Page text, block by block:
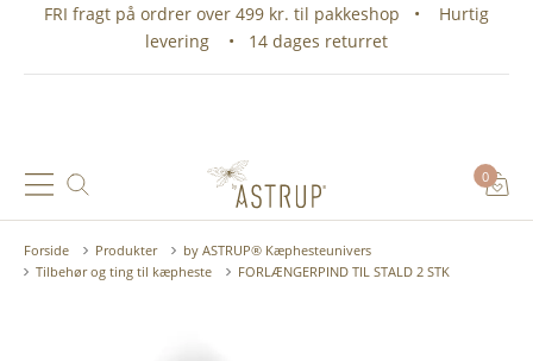
FRI fragt på ordrer over 499 kr. til pakkeshop • Hurtig
levering • 14 dages returret
0
Forside Produkter
by ASTRUP® Kæphesteunivers
Tilbehør og ting til kæpheste
FORLÆNGERPIND TIL STALD 2 STK